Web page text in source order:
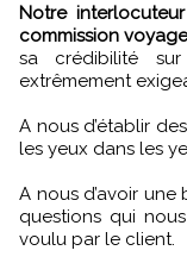
Notre
commission
sa crédibilité
extrêmement
A nous d’établir
les yeux dans les
A nous d’avoir
questions qui
voulu par le client.